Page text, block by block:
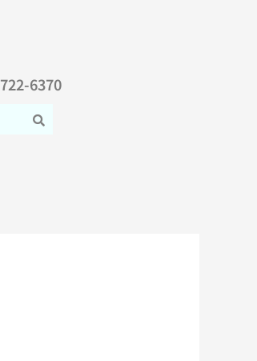
6370